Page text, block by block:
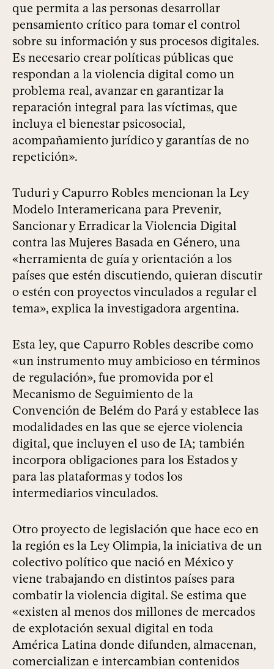
que permita a las personas desarrollar
pensamiento crítico para tomar el control
sobre su información y sus procesos digitales.
Es necesario crear políticas públicas que
respondan a la violencia digital como un
problema real, avanzar en garantizar la
reparación integral para las víctimas, que
incluya el bienestar psicosocial,
acompañamiento jurídico y garantías de no
repetición».
Tuduri y Capurro Robles mencionan la Ley
Modelo Interamericana para Prevenir,
Sancionar y Erradicar la Violencia Digital
contra las Mujeres Basada en Género, una
«herramienta de guía y orientación a los
países que estén discutiendo, quieran discutir
o estén con proyectos vinculados a regular el
tema», explica la investigadora argentina.
Esta ley, que Capurro Robles describe como
«un instrumento muy ambicioso en términos
de regulación», fue promovida por el
Mecanismo de Seguimiento de la
Convención de Belém do Pará y establece las
modalidades en las que se ejerce violencia
digital, que incluyen el uso de IA; también
incorpora obligaciones para los Estados y
para las plataformas y todos los
intermediarios vinculados.
Otro proyecto de legislación que hace eco en
la región es la Ley Olimpia, la iniciativa de un
colectivo político que nació en México y
viene trabajando en distintos países para
combatir la violencia digital. Se estima que
«existen al menos dos millones de mercados
de explotación sexual digital en toda
América Latina donde difunden, almacenan,
comercializan e intercambian contenidos